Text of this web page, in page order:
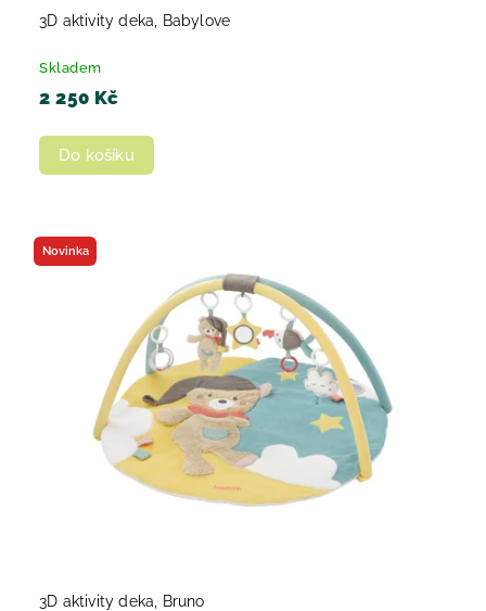
3D aktivity deka, Babylove
Skladem
2 250 Kč
Do košíku
Novinka
3D aktivity deka, Bruno